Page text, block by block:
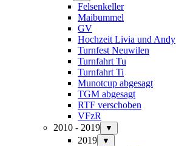
Felsenkeller
Maibummel
GV
Hochzeit Livia und Andy
Turnfest Neuwilen
Turnfahrt Tu
Turnfahrt Ti
Munotcup abgesagt
TGM abgesagt
RTF verschoben
VFzR
2010 - 2019
▼
2019 ▼